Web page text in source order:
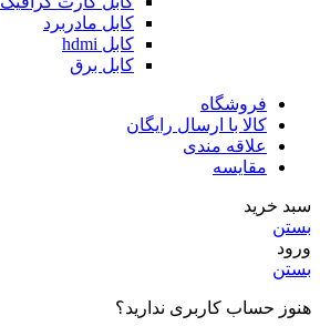
کابل مادربرد
کابل hdmi
کابل برق
فروشگاه
کالا با ارسال رایگان
علاقه مندی
مقایسه
سبد خرید
بستن
ورود
بستن
هنوز حساب کاربری ندارید؟